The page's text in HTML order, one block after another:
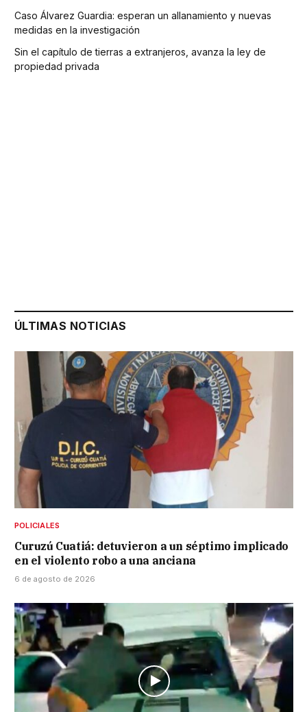
Caso Álvarez Guardia: esperan un allanamiento y nuevas
medidas en la investigación
Sin el capítulo de tierras a extranjeros, avanza la ley de
propiedad privada
ÚLTIMAS NOTICIAS
POLICIALES
Curuzú Cuatiá: detuvieron a un séptimo implicado
en el violento robo a una anciana
6 de agosto de 2026